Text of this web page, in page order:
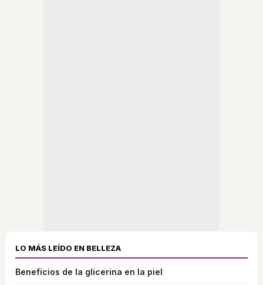
LO MÁS LEÍDO EN BELLEZA
Beneficios de la glicerina en la piel